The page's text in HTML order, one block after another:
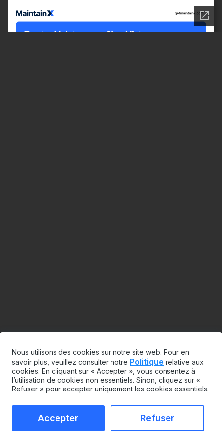
Nous utilisons des cookies sur notre site web. Pour en
savoir plus, veuillez consulter notre Politique relative aux
cookies. En cliquant sur « Accepter », vous consentez à
l’utilisation de cookies non essentiels. Sinon, cliquez sur «
Refuser » pour accepter uniquement les cookies essentiels.
Accepter Refuser